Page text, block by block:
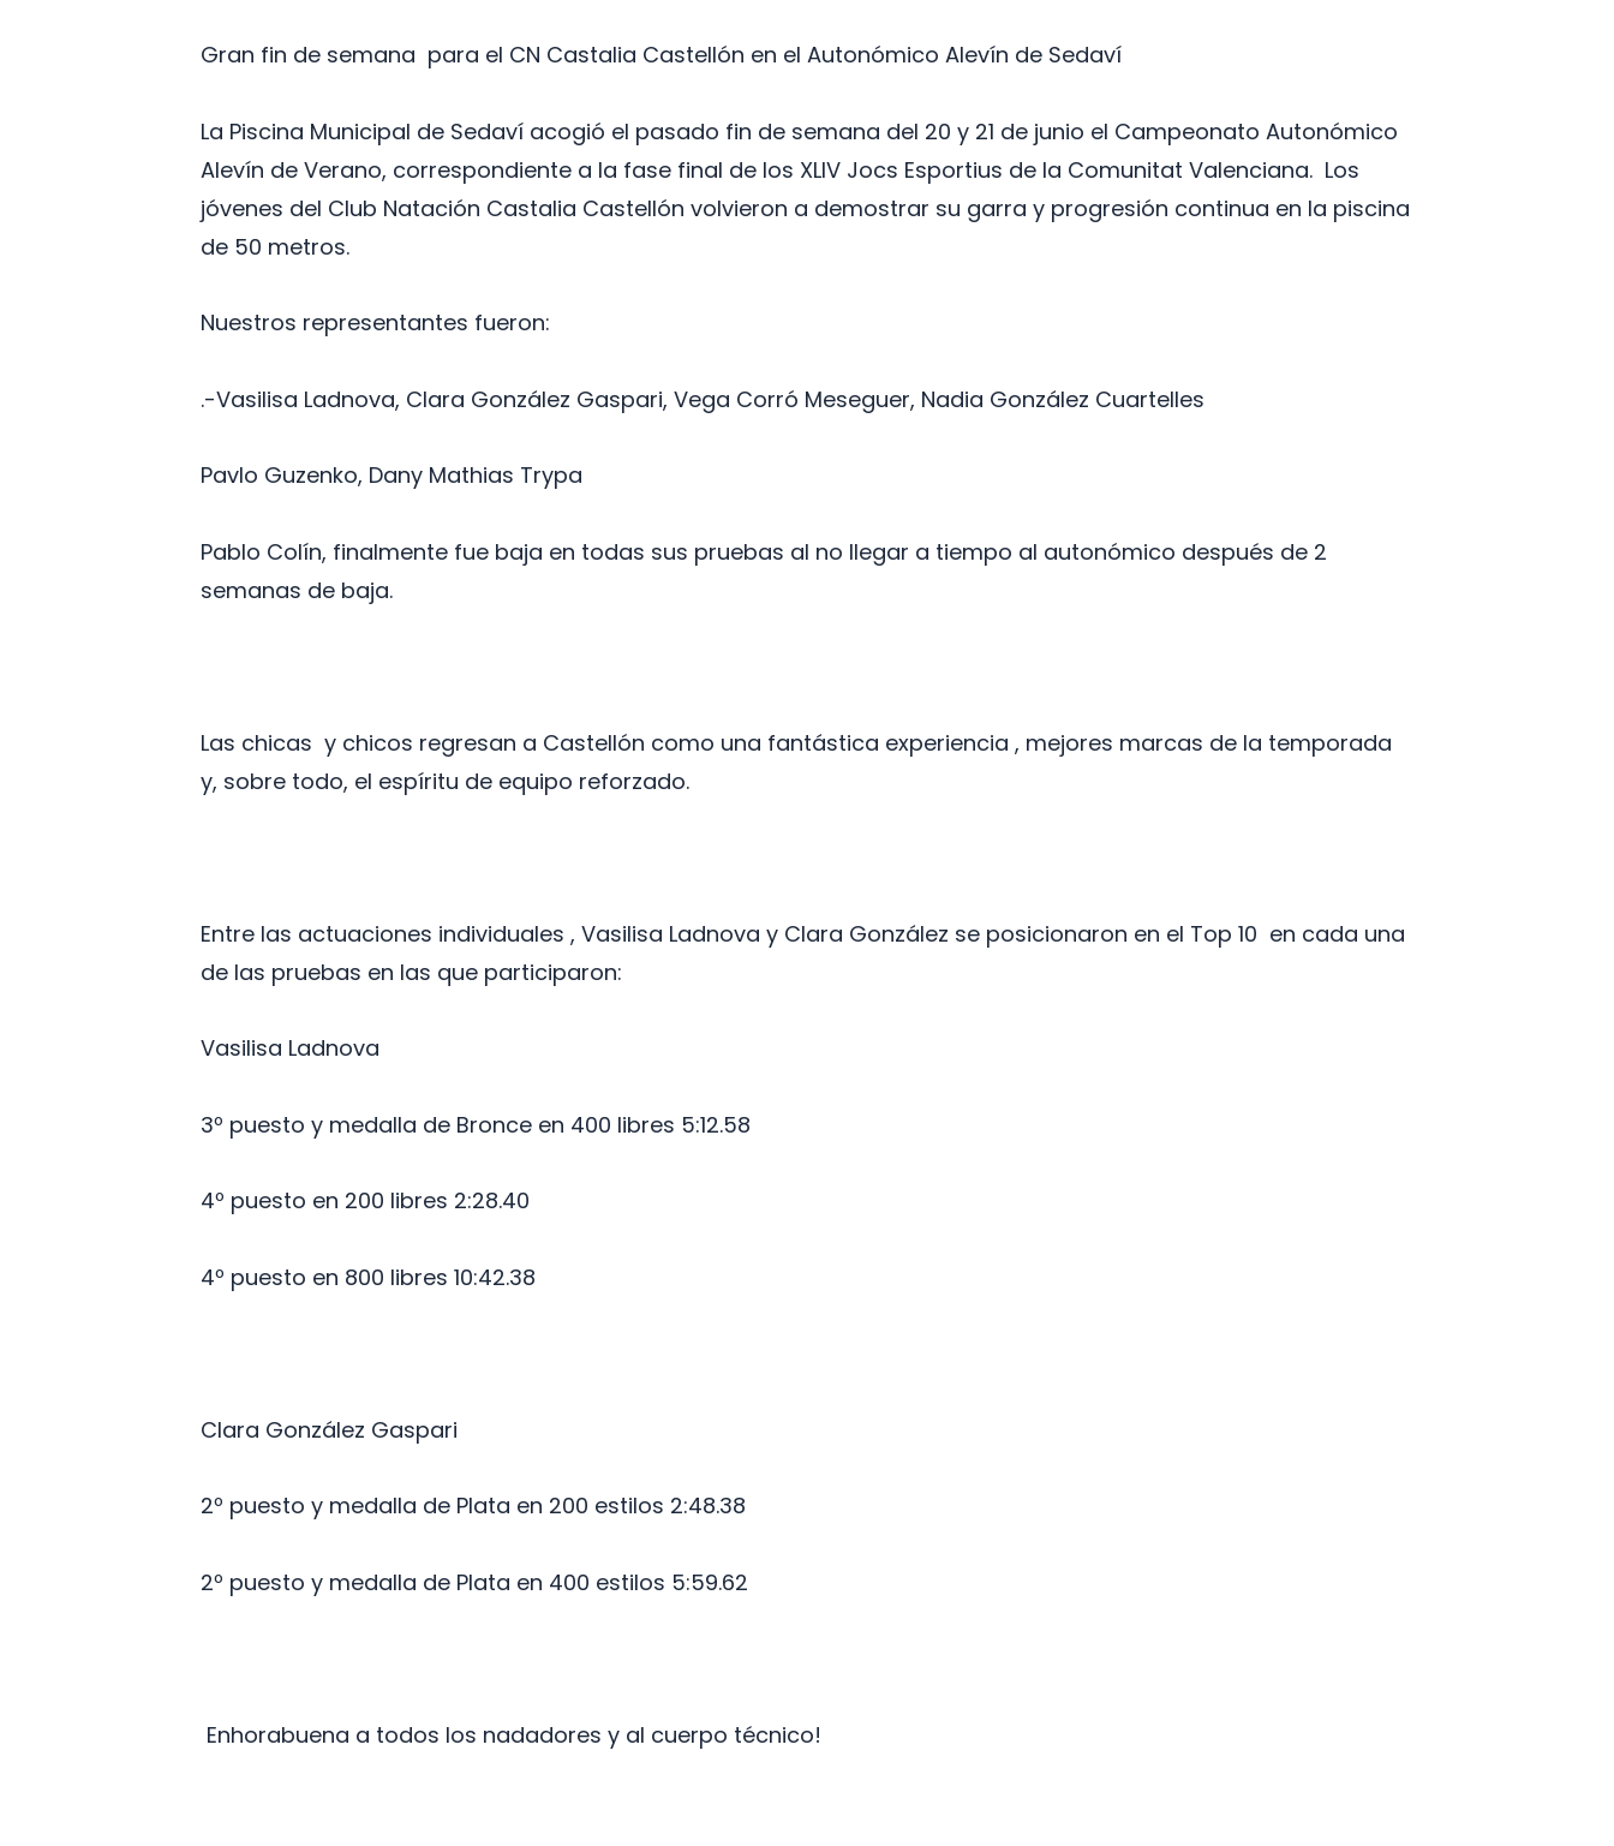
Gran fin de semana para el CN Castalia Castellón en el Autonómico Alevín de Sedaví
La Piscina Municipal de Sedaví acogió el pasado fin de semana del 20 y 21 de junio el Campeonato Autonómico
Alevín de Verano, correspondiente a la fase final de los XLIV Jocs Esportius de la Comunitat Valenciana. Los
jóvenes del Club Natación Castalia Castellón volvieron a demostrar su garra y progresión continua en la piscina
de 50 metros.
Nuestros representantes fueron:
.-Vasilisa Ladnova, Clara González Gaspari, Vega Corró Meseguer, Nadia González Cuartelles
Pavlo Guzenko, Dany Mathias Trypa
Pablo Colín, finalmente fue baja en todas sus pruebas al no llegar a tiempo al autonómico después de 2
semanas de baja.
Las chicas y chicos regresan a Castellón como una fantástica experiencia , mejores marcas de la temporada
y, sobre todo, el espíritu de equipo reforzado.
Entre las actuaciones individuales , Vasilisa Ladnova y Clara González se posicionaron en el Top 10 en cada una
de las pruebas en las que participaron:
Vasilisa Ladnova
3º puesto y medalla de Bronce en 400 libres 5:12.58
4º puesto en 200 libres 2:28.40
4º puesto en 800 libres 10:42.38
Clara González Gaspari
2º puesto y medalla de Plata en 200 estilos 2:48.38
2º puesto y medalla de Plata en 400 estilos 5:59.62
Enhorabuena a todos los nadadores y al cuerpo técnico!